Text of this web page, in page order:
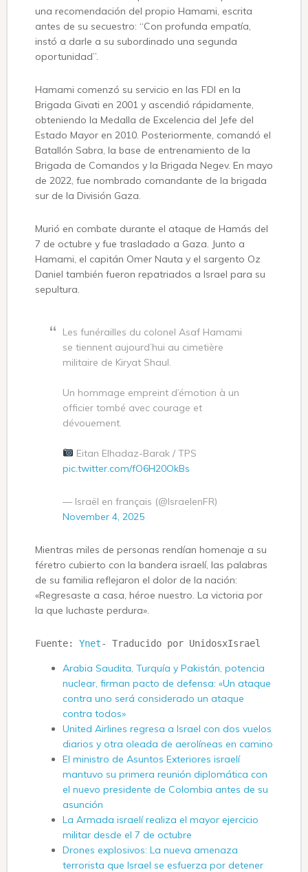
una recomendación del propio Hamami, escrita
antes de su secuestro: “Con profunda empatía,
instó a darle a su subordinado una segunda
oportunidad”.
Hamami comenzó su servicio en las FDI en la
Brigada Givati ​​en 2001 y ascendió rápidamente,
obteniendo la Medalla de Excelencia del Jefe del
Estado Mayor en 2010. Posteriormente, comandó el
Batallón Sabra, la base de entrenamiento de la
Brigada de Comandos y la Brigada Negev. En mayo
de 2022, fue nombrado comandante de la brigada
sur de la División Gaza.
Murió en combate durante el ataque de Hamás del
7 de octubre y fue trasladado a Gaza. Junto a
Hamami, el capitán Omer Nauta y el sargento Oz
Daniel también fueron repatriados a Israel para su
sepultura.
Les funérailles du colonel Asaf Hamami
se tiennent aujourd’hui au cimetière
militaire de Kiryat Shaul.
Un hommage empreint d’émotion à un
officier tombé avec courage et
dévouement.
Eitan Elhadaz-Barak / TPS
pic.twitter.com/fO6H20OkBs
— Israël en français (@IsraelenFR)
November 4, 2025
Mientras miles de personas rendían homenaje a su
féretro cubierto con la bandera israelí, las palabras
de su familia reflejaron el dolor de la nación:
«Regresaste a casa, héroe nuestro. La victoria por
la que luchaste perdura».
Fuente: Ynet- Traducido por UnidosxIsrael
Arabia Saudita, Turquía y Pakistán, potencia
nuclear, firman pacto de defensa: «Un ataque
contra uno será considerado un ataque
contra todos»
United Airlines regresa a Israel con dos vuelos
diarios y otra oleada de aerolíneas en camino
El ministro de Asuntos Exteriores israelí
mantuvo su primera reunión diplomática con
el nuevo presidente de Colombia antes de su
asunción
La Armada israelí realiza el mayor ejercicio
militar desde el 7 de octubre
Drones explosivos: La nueva amenaza
terrorista que Israel se esfuerza por detener